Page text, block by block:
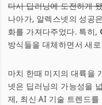
다시 딥러닝에 도전하게
나아가, 알렉스넷의 성공
화를 가져다주었다. 특히,
방식들을 대체하면서 새
마치 한때 미지의 대륙을
넷은 딥러닝의 가능성을
제, 최신 AI 기술 트렌드